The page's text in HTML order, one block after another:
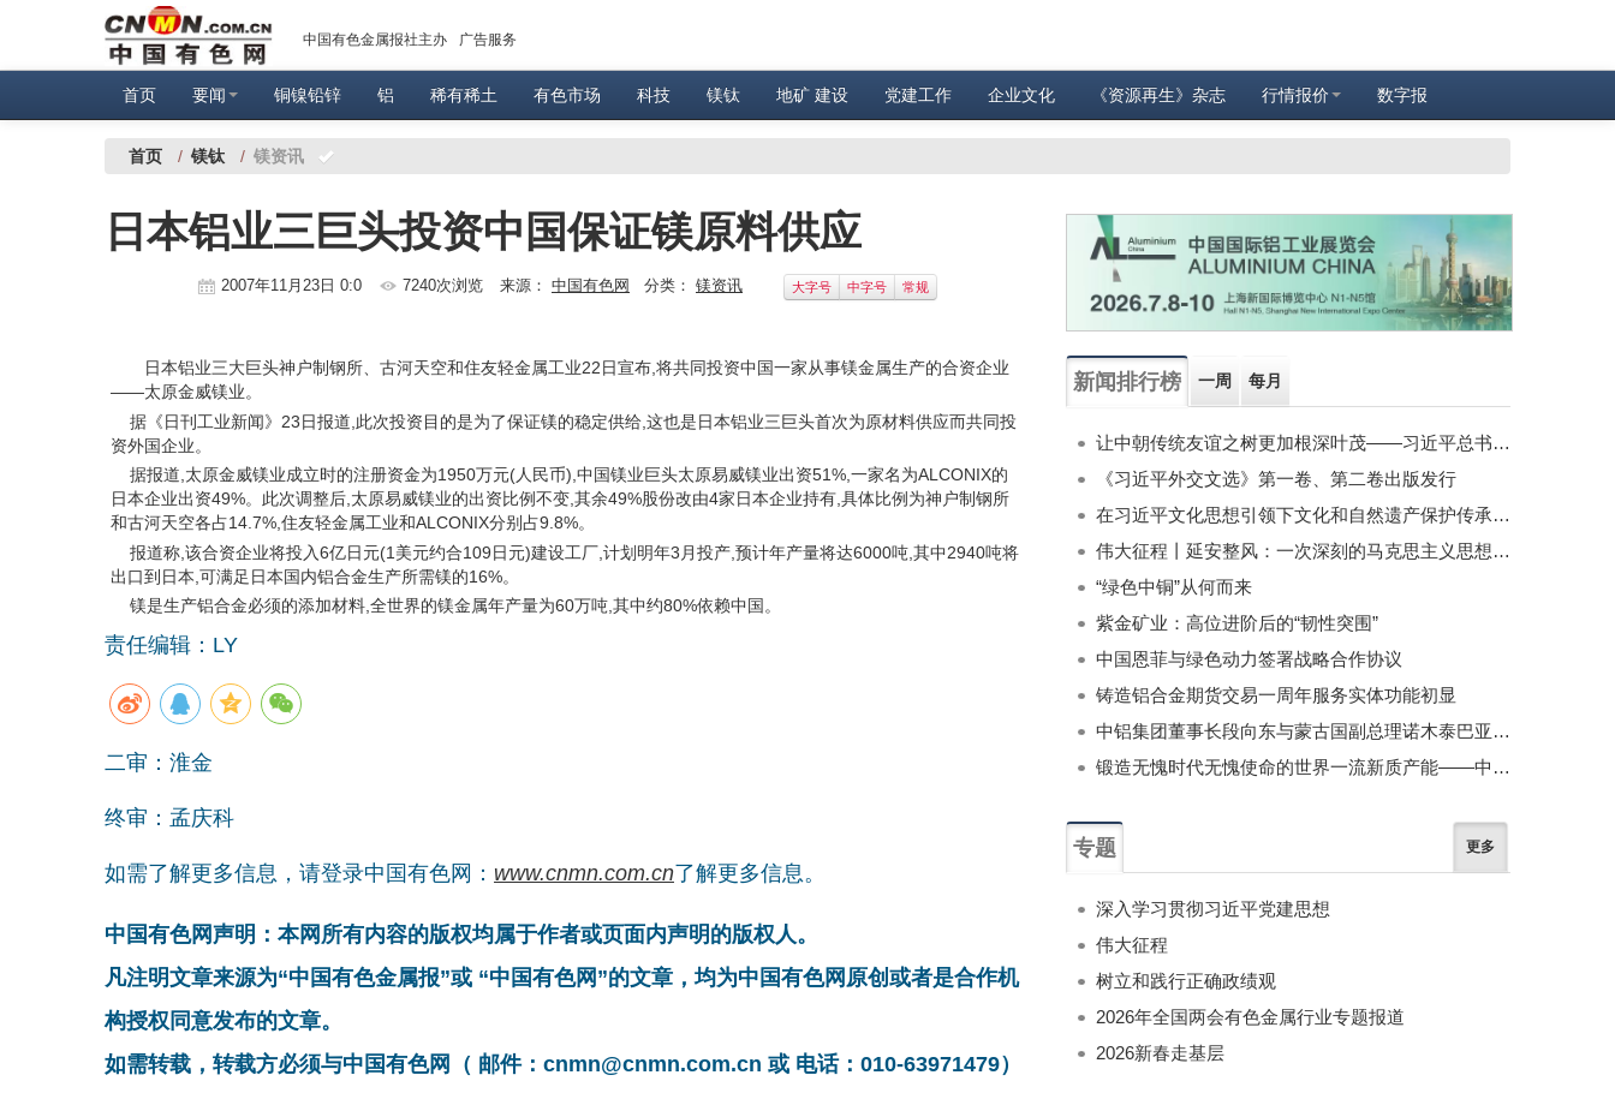
中国有色金属报社主办 广告服务
首页 要闻 铜镍铅锌 铝 稀有稀土 有色市场 科技 镁钛 地矿 建设 党建工作 企业文化 《资源再生》杂志 行情报价 数字报
首页 / 镁钛 / 镁资讯
日本铝业三巨头投资中国保证镁原料供应
2007年11月23日 0:0 7240次浏览 来源： 中国有色网 分类： 镁资讯 大字号 中字号 常规
日本铝业三大巨头神户制钢所、古河天空和住友轻金属工业22日宣布,将共同投资中国一家从事镁金属生产的合资企业
——太原金威镁业。
据《日刊工业新闻》23日报道,此次投资目的是为了保证镁的稳定供给,这也是日本铝业三巨头首次为原材料供应而共同投
资外国企业。
据报道,太原金威镁业成立时的注册资金为1950万元(人民币),中国镁业巨头太原易威镁业出资51%,一家名为ALCONIX的
日本企业出资49%。此次调整后,太原易威镁业的出资比例不变,其余49%股份改由4家日本企业持有,具体比例为神户制钢所
和古河天空各占14.7%,住友轻金属工业和ALCONIX分别占9.8%。
报道称,该合资企业将投入6亿日元(1美元约合109日元)建设工厂,计划明年3月投产,预计年产量将达6000吨,其中2940吨将
出口到日本,可满足日本国内铝合金生产所需镁的16%。
镁是生产铝合金必须的添加材料,全世界的镁金属年产量为60万吨,其中约80%依赖中国。
责任编辑：LY
二审：淮金
终审：孟庆科
如需了解更多信息，请登录中国有色网： www.cnmn.com.cn了解更多信息。
中国有色网声明：本网所有内容的版权均属于作者或页面内声明的版权人。
凡注明文章来源为“中国有色金属报”或 “中国有色网”的文章，均为中国有色网原创或者是合作机
构授权同意发布的文章。
如需转载，转载方必须与中国有色网（ 邮件：cnmn@cnmn.com.cn 或 电话：010-63971479）
新闻排行榜 一周 每月
让中朝传统友谊之树更加根深叶茂——习近平总书记对朝鲜进行国事访问纪实
《习近平外交文选》第一卷、第二卷出版发行
在习近平文化思想引领下文化和自然遗产保护传承利用工作开创新局面
伟大征程丨延安整风：一次深刻的马克思主义思想教育运动
“绿色中铜”从何而来
紫金矿业：高位进阶后的“韧性突围”
中国恩菲与绿色动力签署战略合作协议
铸造铝合金期货交易一周年服务实体功能初显
中铝集团董事长段向东与蒙古国副总理诺木泰巴亚尔举行会谈
锻造无愧时代无愧使命的世界一流新质产能——中国有色金属工业的战略应对与破局之道（二）
专题 更多
深入学习贯彻习近平党建思想
伟大征程
树立和践行正确政绩观
2026年全国两会有色金属行业专题报道
2026新春走基层